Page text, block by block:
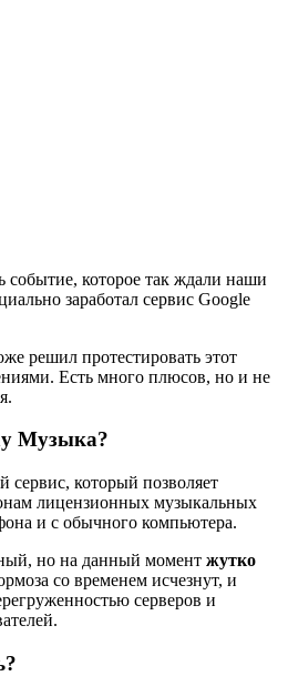
событие, которое так ждали наши
заработал сервис Google
решил протестировать этот
Есть много плюсов, но и не
Музыка?
который позволяет
лицензионных музыкальных
и с обычного компьютера.
но на данный момент жутко
со временем исчезнут, и
серверов и